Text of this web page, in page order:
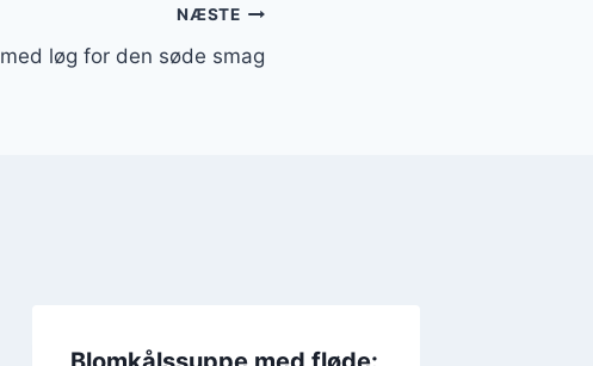
NÆSTE
løg for den søde smag